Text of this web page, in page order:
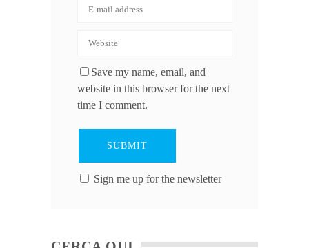
Save my name, email, and
website in this browser for the next
time I comment.
Sign me up for the newsletter